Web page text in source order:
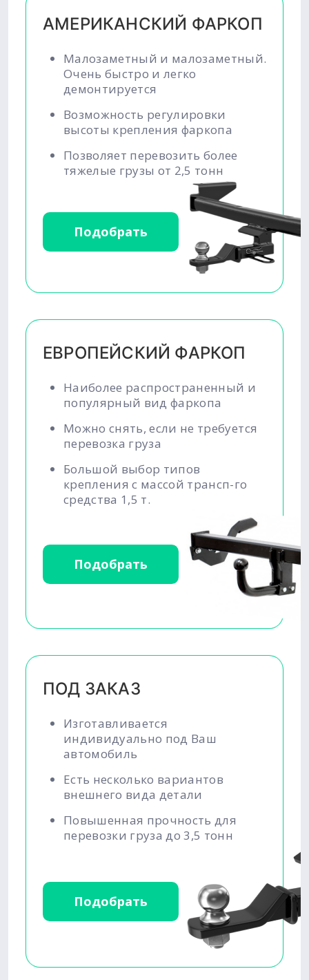
АМЕРИКАНСКИЙ ФАРКОП
Малозаметный и малозаметный.
Очень быстро и легко
демонтируется
Возможность регулировки
высоты крепления фаркопа
Позволяет перевозить более
тяжелые грузы от 2,5 тонн
Подобрать
ЕВРОПЕЙСКИЙ ФАРКОП
Наиболее распространенный и
популярный вид фаркопа
Можно снять, если не требуется
перевозка груза
Большой выбор типов
крепления с массой трансп-го
средства 1,5 т.
Подобрать
ПОД ЗАКАЗ
Изготавливается
индивидуально под Ваш
автомобиль
Есть несколько вариантов
внешнего вида детали
Повышенная прочность для
перевозки груза до 3,5 тонн
Подобрать